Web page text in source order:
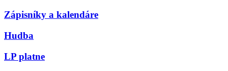
Zápisníky a kalendáre
Hudba
LP platne